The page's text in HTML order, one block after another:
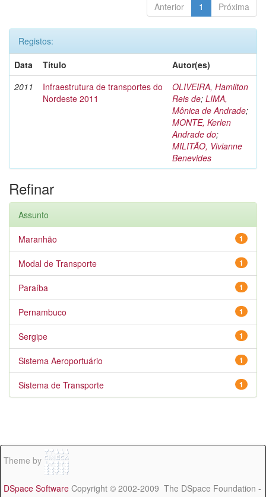
Anterior 1 Próxima
Registos:
Data
Título
Autor(es)
2011
Infraestrutura de transportes do
Nordeste 2011
OLIVEIRA, Hamilton
Reis de; LIMA,
Mônica de Andrade;
MONTE, Kerlen
Andrade do;
MILITÃO, Vivianne
Benevides
Refinar
Assunto
1
Maranhão
1
Modal de Transporte
1
Paraíba
1
Pernambuco
1
Sergipe
1
Sistema Aeroportuário
1
Sistema de Transporte
Theme by
DSpace Software Copyright © 2002-2009 The DSpace Foundation -